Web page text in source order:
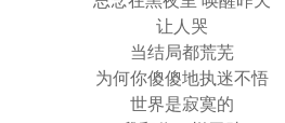
让人哭
当结局都荒芜
为何你傻傻地执迷不悟
世界是寂寞的